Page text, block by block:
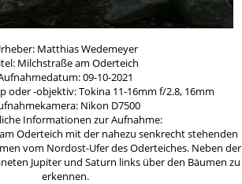
Matthias Wedemeyer
Milchstraße am Oderteich
09-10-2021
oder -objektiv: Tokina 11-16mm f/2.8, 16mm
Nikon D7500
Informationen zur Aufnahme:
Oderteich mit der nahezu senkrecht stehenden
vom Nordost-Ufer des Oderteiches. Neben der
Jupiter und Saturn links über den Bäumen zu
erkennen.